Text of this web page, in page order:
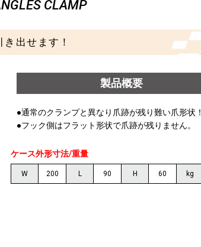
CLAMP
出せます！
製品概要
●通常のクランプと異なり爪跡が残り難い爪形状！
●フック側はフラット形状で爪跡が残りません。
ケース外形寸法/重量
W 200 L 90 H 60 kg